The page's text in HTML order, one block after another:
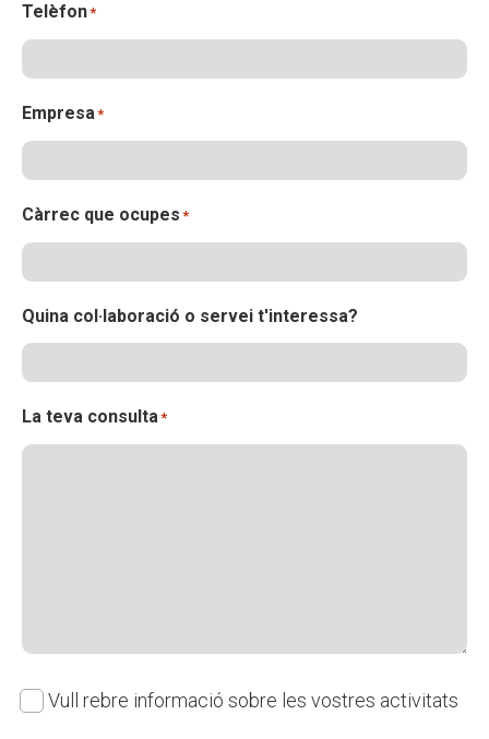
Telèfon*
Empresa *
Càrrec que ocupes *
Quina col·laboració o servei t'interessa?
La teva consulta *
Subscriu-
Vull rebre informació sobre les vostres activitats